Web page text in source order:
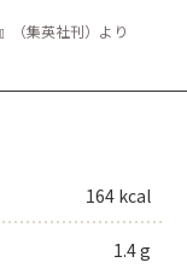
（集英社刊）より
164 kcal
1.4 g